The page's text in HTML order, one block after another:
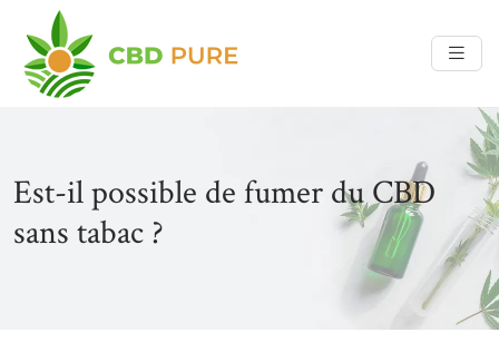
Est-il possible de fumer du CBD
sans tabac ?